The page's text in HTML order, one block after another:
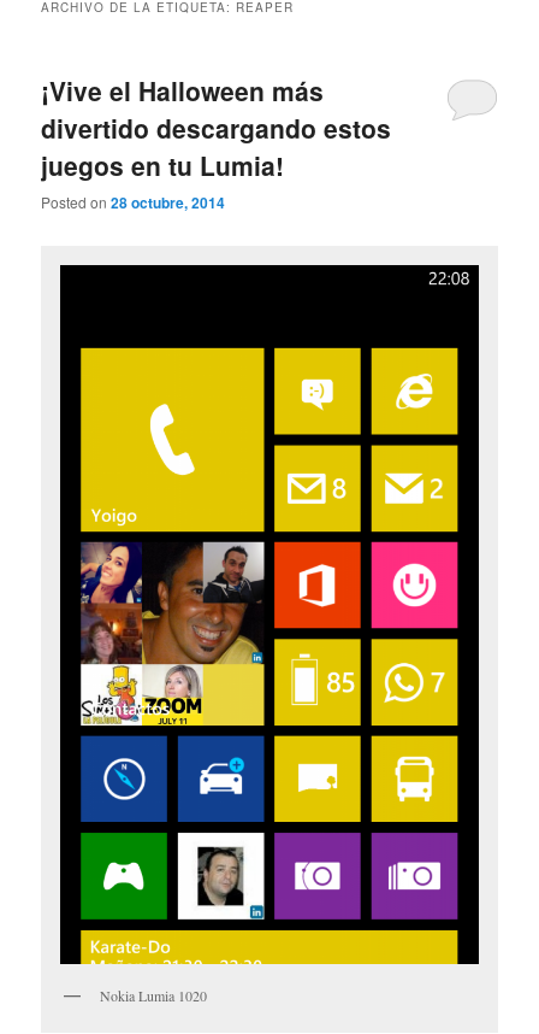
ARCHIVO DE LA ETIQUETA: REAPER
¡Vive el Halloween más
divertido descargando estos
juegos en tu Lumia!
Posted on28 octubre, 2014
Nokia Lumia 1020